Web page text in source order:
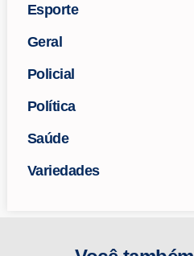
Esporte
Geral
Policial
Política
Saúde
Variedades